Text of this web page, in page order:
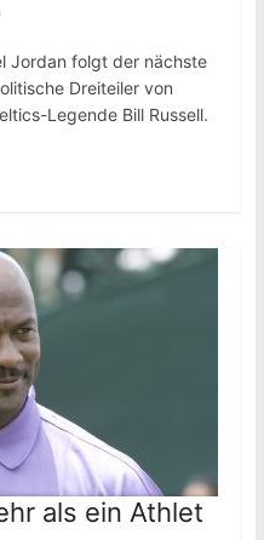
Jordan folgt der nächste
Dreiteiler von
Legende Bill Russell.
als ein Athlet